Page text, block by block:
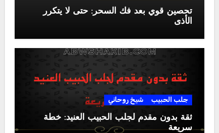
تحصين قوي بعد فك السحر: حتى لا يتكرر
الأذى
جلب الحبيب شيخ روحاني
ثقة بدون مقدم لجلب الحبيب العنيد: خطة
سريعة